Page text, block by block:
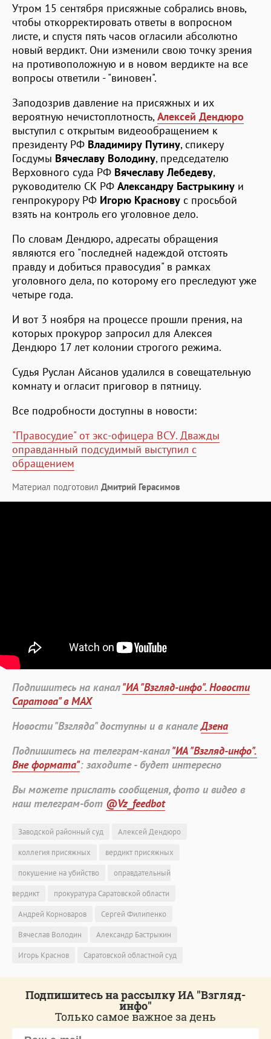
Утром 15 сентября присяжные собрались вновь,
чтобы откорректировать ответы в вопросном
листе, и спустя пять часов огласили абсолютно
новый вердикт. Они изменили свою точку зрения
на противоположную и в новом вердикте на все
вопросы ответили - "виновен".
Заподозрив давление на присяжных и их
вероятную нечистоплотность,Алексей Дендюро
выступил с открытым видеообращением к
президенту РФ Владимиру Путину, спикеру
Госдумы Вячеславу Володину, председателю
Верховного суда РФ Вячеславу Лебедеву,
руководителю СК РФ Александру Бастрыкину и
генпрокурору РФ Игорю Краснову с просьбой
взять на контроль его уголовное дело.
По словам Дендюро, адресаты обращения
являются его "последней надеждой отстоять
правду и добиться правосудия" в рамках
уголовного дела, по которому его преследуют уже
четыре года.
И вот 3 ноября на процессе прошли прения, на
которых прокурор запросил для Алексея
Дендюро 17 лет колонии строгого режима.
Судья Руслан Айсанов удалился в совещательную
комнату и огласит приговор в пятницу.
Все подробности доступны в новости:
"Правосудие" от экс-офицера ВСУ. Дважды
оправданный подсудимый выступил с
обращением
Материал подготовил Дмитрий Герасимов
Подпишитесь на канал"ИА "Взгляд-инфо". Новости
Саратова" в MAX
Новости "Взгляда" доступны и в каналеДзена
Подпишитесь на телеграм-канал"ИА "Взгляд-инфо".
Вне формата": заходите - будет интересно
Вы можете прислать сообщения, фото и видео в
наш телеграм-бот @Vz_feedbot
Заводской районный суд
Алексей Дендюро
коллегия присяжных
вердикт присяжных
покушение на убийство
оправдательный
вердикт
прокуратура Саратовской области
Андрей Корноваров
Сергей Филипенко
Вячеслав Володин
Александр Бастрыкин
Игорь Краснов
Саратовской областной суд
Подпишитесь на рассылку ИА "Взгляд-
инфо"
Только самое важное за день